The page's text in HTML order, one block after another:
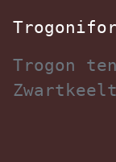
Trogon